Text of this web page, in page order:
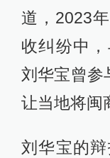
道，2023
收纠纷中
刘华宝曾参
让当地将闽
刘华宝的